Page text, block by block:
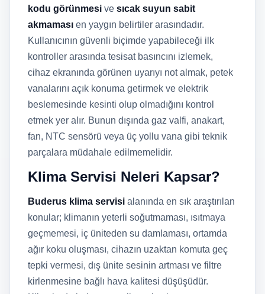
kodu görünmesi ve sıcak suyun sabit
akmaması en yaygın belirtiler arasındadır.
Kullanıcının güvenli biçimde yapabileceği ilk
kontroller arasında tesisat basıncını izlemek,
cihaz ekranında görünen uyarıyı not almak, petek
vanalarını açık konuma getirmek ve elektrik
beslemesinde kesinti olup olmadığını kontrol
etmek yer alır. Bunun dışında gaz valfi, anakart,
fan, NTC sensörü veya üç yollu vana gibi teknik
parçalara müdahale edilmemelidir.
Klima Servisi Neleri Kapsar?
Buderus klima servisi alanında en sık araştırılan
konular; klimanın yeterli soğutmaması, ısıtmaya
geçmemesi, iç üniteden su damlaması, ortamda
ağır koku oluşması, cihazın uzaktan komuta geç
tepki vermesi, dış ünite sesinin artması ve filtre
kirlenmesine bağlı hava kalitesi düşüşüdür.